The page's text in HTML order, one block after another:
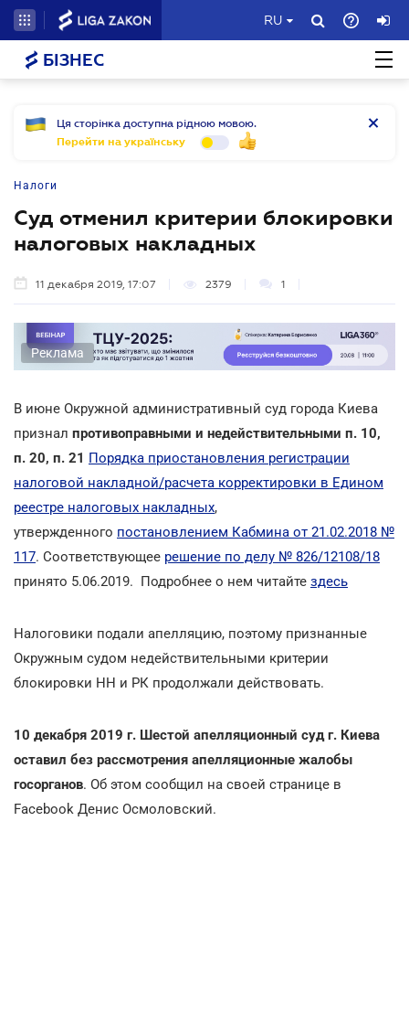
RU
БІЗНЕС
Ця сторінка доступна рідною мовою.
Перейти на українську
Налоги
Суд отменил критерии блокировки
налоговых накладных
11 декабря 2019, 17:07 2379 1
Реклама
В июне Окружной административный суд города Киева
признал противоправными и недействительными п. 10,
п. 20, п. 21 Порядка приостановления регистрации
налоговой накладной/расчета корректировки в Едином
реестре налоговых накладных,
утвержденного постановлением Кабмина от 21.02.2018 №
117. Соответствующее решение по делу № 826/12108/18
принято 5.06.2019. Подробнее о нем читайте здесь
Налоговики подали апелляцию, поэтому признанные
Окружным судом недействительными критерии
блокировки НН и РК продолжали действовать.
10 декабря 2019 г. Шестой апелляционный суд г. Киева
оставил без рассмотрения апелляционные жалобы
госорганов. Об этом сообщил на своей странице в
Facebook Денис Осмоловский.